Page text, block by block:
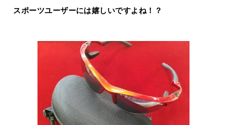
スポーツユーザーには嬉しいですよね！？